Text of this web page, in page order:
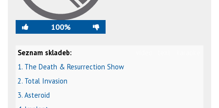
100%
Seznam skladeb:
1. The Death & Resurrection Show
2. Total Invasion
3. Asteroid